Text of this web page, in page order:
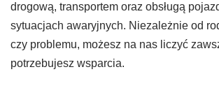
drogową, transportem oraz obsługą
sytuacjach awaryjnych. Niezależnie od
czy problemu, możesz na nas liczyć
potrzebujesz wsparcia.